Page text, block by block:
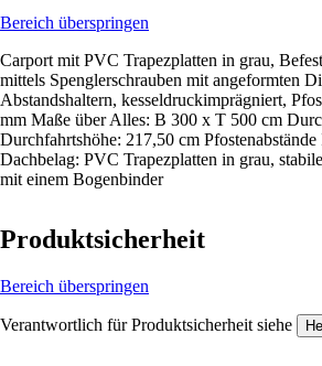
Bereich überspringen
Carport mit PVC Trapezplatten in grau,
mittels Spenglerschrauben mit angeformten
Abstandshaltern, kesseldruckimprägniert,
mm Maße über Alles: B 300 x T 500 cm
Durchfahrtshöhe: 217,50 cm
Dachbelag: PVC Trapezplatten in grau,
mit einem Bogenbinder
Produktsicherheit
Bereich überspringen
Verantwortlich für Produktsicherheit siehe